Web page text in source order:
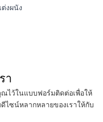
งผนัง
า
ณไว้ในแบบฟอร์มติดต่อเพื่อให้
ไซน์หลากหลายของเราให้กับ